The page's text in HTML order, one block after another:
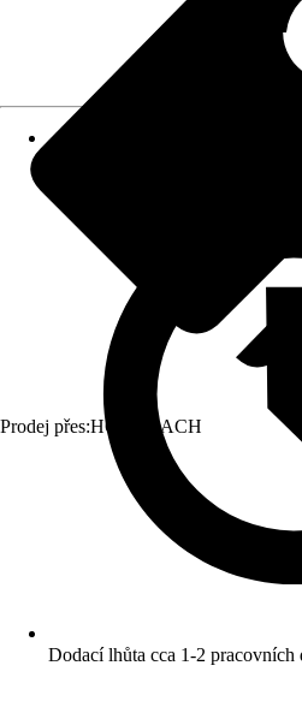
Prodej přes:HORNBACH
Dodací lhůta cca 1-2 pracovních